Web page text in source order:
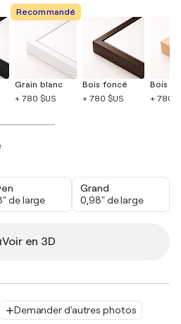
Demander d'autres photos
Recommandé
Grain blanc
+ 780 $US
Bois foncé
+ 780 $US
Bois
+ 780
de large
Grand
0,98" de large
Voir en 3D